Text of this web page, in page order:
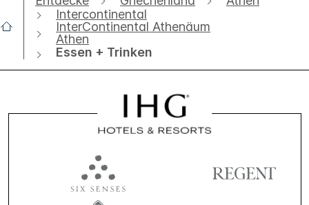
Intercontinental
InterContinental Athenäum
Athen
Essen + Trinken